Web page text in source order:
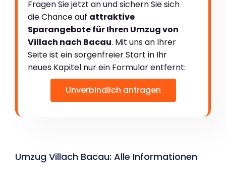
Fragen Sie jetzt an und sichern Sie sich
die Chance auf attraktive
Sparangebote für Ihren Umzug von
Villach nach Bacau. Mit uns an Ihrer
Seite ist ein sorgenfreier Start in Ihr
neues Kapitel nur ein Formular entfernt:
Unverbindlich anfragen
Umzug Villach Bacau: Alle Informationen